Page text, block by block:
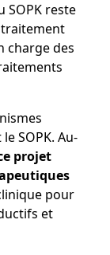
SOPK reste
charge des
SOPK. Au-
projet
pour
et